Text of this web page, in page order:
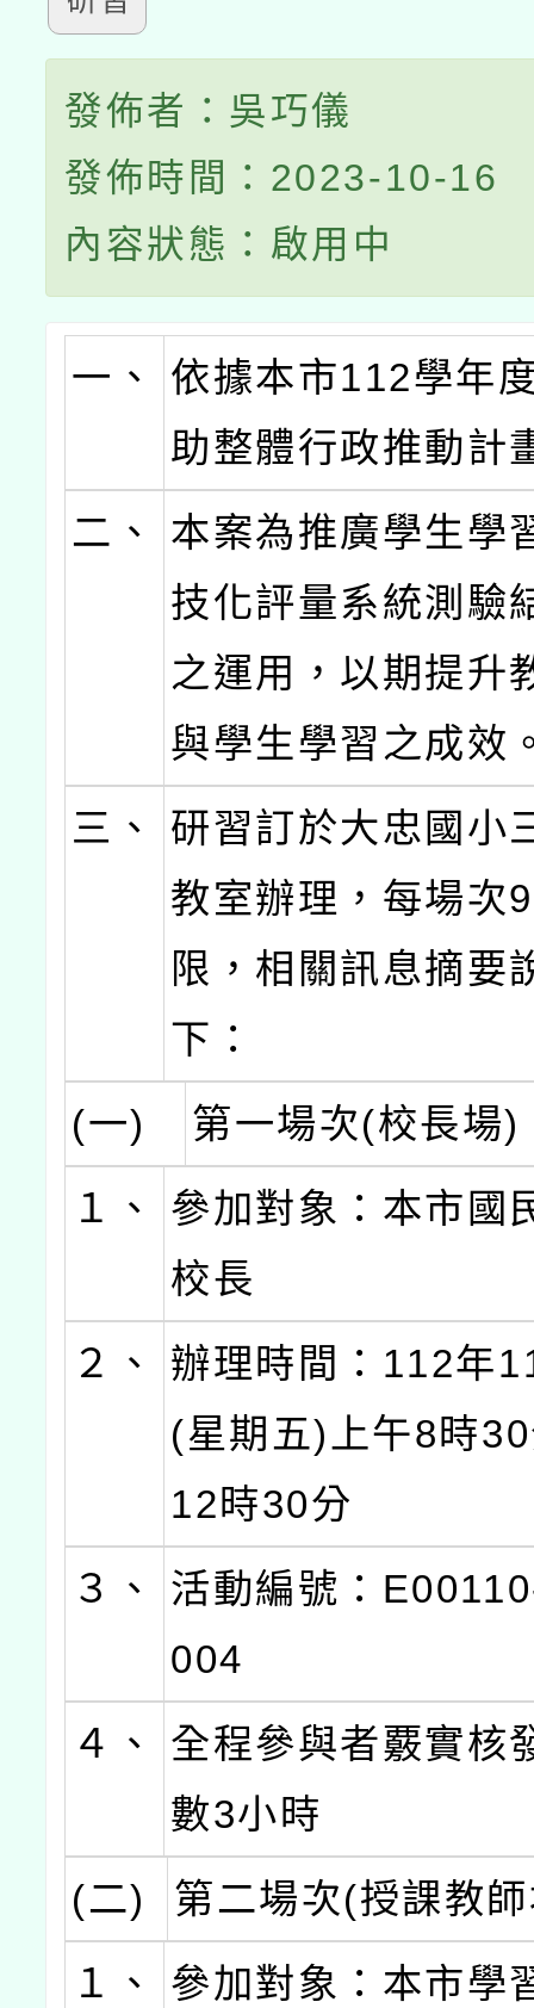
發佈者：吳巧儀
發佈時間：2023-10-16
內容狀態：啟用中
一、
依據本市112學年
助整體行政推動計
二、
本案為推廣學生學
技化評量系統測驗
之運用，以期提升
與學生學習之成效
三、
研習訂於大忠國小
教室辦理，每場次
限，相關訊息摘要
下：
(一)
第一場次(校長場)
１、
參加對象：本市國
校長
２、
辦理時間：112年
(星期五)上午8時
12時30分
３、
活動編號：
004
４、
全程參與者覈實核
數3小時
(二)
第二場次(授課教
１、
參加對象：本市學